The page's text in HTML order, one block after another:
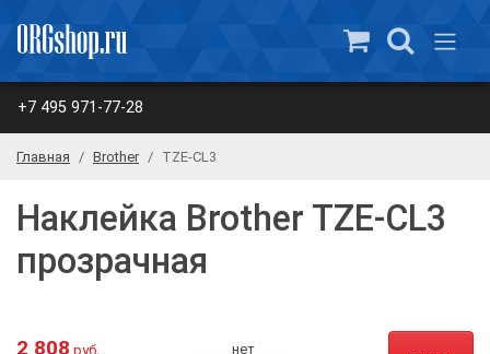
+7 495 971-77-28
Главная Brother TZE-CL3
Наклейка Brother TZE-CL3
прозрачная
2 808 руб. нет